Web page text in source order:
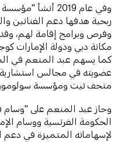
وفي عام 2019
ربحية هدفها دعم الفنانين
وفرص وبرامج إقامة لهم،
مكانة دبي ودولة الإمارات
كما يسهم عبد المنعم في
عضويته في مجالس
متحف تيت ومؤسسة سولومون
وحاز عبد المنعم على
الحكومة الفرنسية ووسام
لإسهاماته المتميزة في دعم